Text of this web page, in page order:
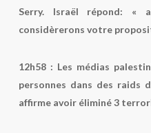
Serry. Israël répond: «
considèrerons votre
12h58 : Les médias
personnes dans des raids
affirme avoir éliminé 3